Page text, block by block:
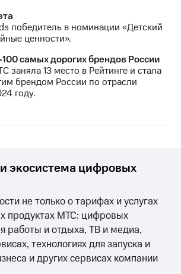
победитель в номинации «Детский
ценности».
самых дорогих брендов России
заняла 13 место в Рейтинге и стала
брендом России по отрасли
году.
экосистема цифровых
не только о тарифах и услугах
продуктах МТС: цифровых
работы и отдыха, ТВ и медиа,
технологиях для запуска и
и других сервисах компании